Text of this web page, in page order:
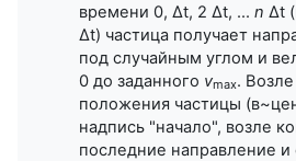
времени 0, Δt, 2 Δt, ... n Δt
Δt) частица получает
под случайным углом и
0 до заданного vmax.
положения частицы
надпись "начало", возле
последние направление и